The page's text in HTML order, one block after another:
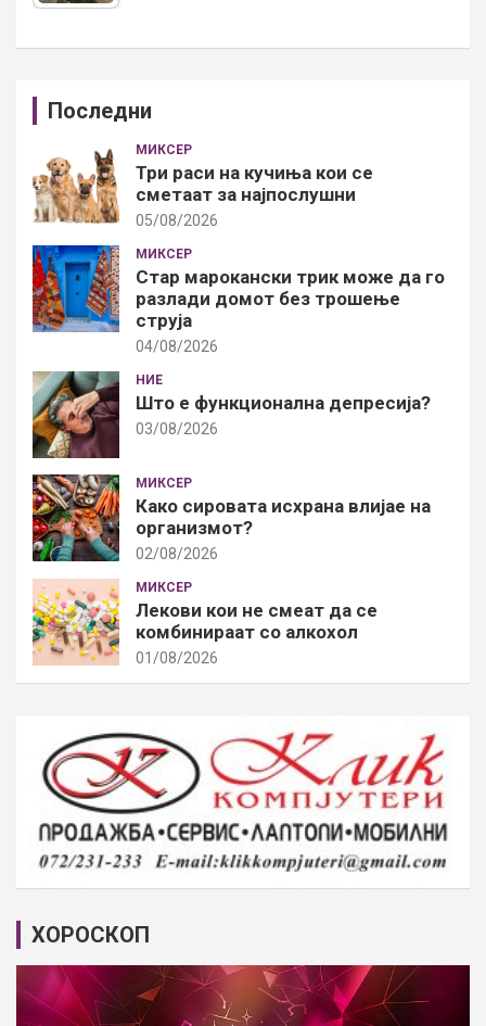
Последни
МИКСЕР
Три раси на кучиња кои се
сметаат за најпослушни
05/08/2026
МИКСЕР
Стар марокански трик може да го
разлади домот без трошење
струја
04/08/2026
НИЕ
Што е функционална депресија?
03/08/2026
МИКСЕР
Како сировата исхрана влијае на
организмот?
02/08/2026
МИКСЕР
Лекови кои не смеат да се
комбинираат со алкохол
01/08/2026
ХОРОСКОП